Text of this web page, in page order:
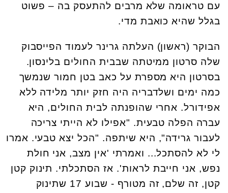
עם טראומה שלא מרבים להתעסק בה – פשוט
בגלל שהיא כואבת מדי.
הבוקר (ראשון) העלתה גרינר לעמוד הפייסבוק
שלה סרטון ממיטתה שבבית החולים בלינסון.
בסרטון היא מספרת על כאב בטן חמור שנמשך
כמה ימים ושלדבריה היה חזק יותר מלידה ללא
אפידורל. אחרי שהופנתה לבית החולים, היא
עברה הפלה טבעית. "אפילו לא הייתי צריכה
לעבור גרידה", היא שיתפה. "הכל יצא טבעי. אמרו
לי לא להסתכל... ואמרתי 'אין מצב, אני חולת
נפש, אני חייבת לראות'. אז הסתכלתי. תינוק קטן
קטן, זה שלם, זה מטורף - שבוע 17 שתינוק